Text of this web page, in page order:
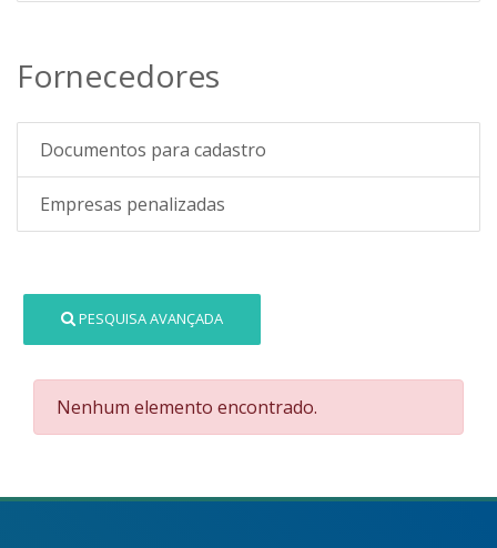
Fornecedores
Documentos para cadastro
Empresas penalizadas
PESQUISA AVANÇADA
Nenhum elemento encontrado.